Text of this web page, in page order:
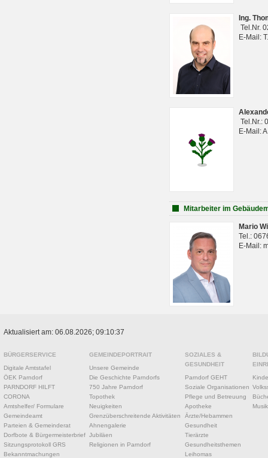
Ing.
Tel.Nr.
E-Mail:
Tel.Nr.:
E-Mail:
Mitarbeiter im
Mario
Tel.:
E-Mail:
Aktualisiert am: 06.08.2026; 09:10:37
BÜRGERSERVICE
Digitale Amtstafel
ÖEK Parndorf
PARNDORF HILFT
CORONA
Amtshelfer/ Formulare
Gemeindeamt
Parteien & Gemeinderat
Dorfbote & Bürgermeisterbrief
Sitzungsprotokoll GRS
Bekanntmachungen
GEMEINDEPORTRAIT
Unsere Gemeinde
Die Geschichte Parndorfs
750 Jahre Parndorf
Topothek
Neuigkeiten
Grenzüberschreitende Aktivitäten
Ahnengalerie
Jubiläen
Religionen in Parndorf
SOZIALES &
GESUNDHEIT
Parndorf GEHT
Soziale Organisationen
Pflege und Betreuung
Apotheke
Ärzte/Hebammen
Gesundheit
Tierärzte
Gesundheitsthemen
Leihomas